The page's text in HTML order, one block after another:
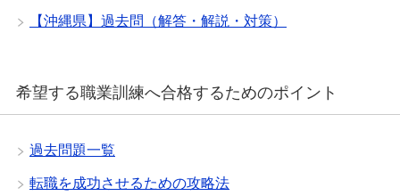
【沖縄県】過去問（解答・解説・対策）
希望する職業訓練へ合格するためのポイント
過去問題一覧
転職を成功させるための攻略法